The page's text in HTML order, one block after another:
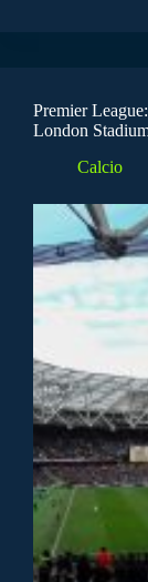
Premier
London
Calcio